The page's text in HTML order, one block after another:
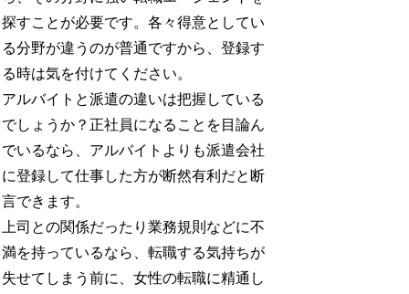
探すことが必要です。各々得意としてい
る分野が違うのが普通ですから、登録す
る時は気を付けてください。
アルバイトと派遣の違いは把握している
でしょうか？正社員になることを目論ん
でいるなら、アルバイトよりも派遣会社
に登録して仕事した方が断然有利だと断
言できます。
上司との関係だったり業務規則などに不
満を持っているなら、転職する気持ちが
失せてしまう前に、女性の転職に精通し